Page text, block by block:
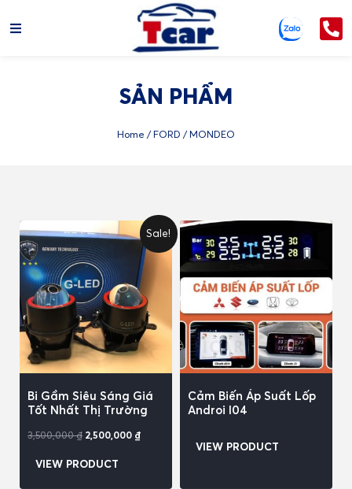
SẢN PHẨM
Home /FORD / MONDEO
Sale!
Bi Gầm Siêu Sáng Giá
Tốt Nhất Thị Trường
3,500,000₫ 2,500,000 ₫
VIEW PRODUCT
Cảm Biến Áp Suất Lốp
Androi I04
VIEW PRODUCT